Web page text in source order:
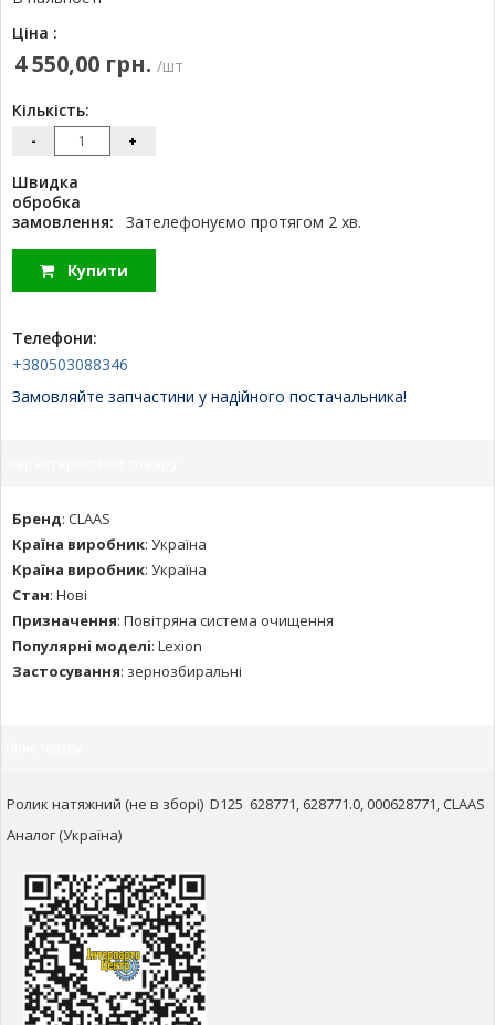
Ціна :
4 550,00 грн. /шт
Кількість:
- +
Швидка
обробка
замовлення:
Зателефонуємо протягом 2 хв.
Купити
Телефони:
+380503088346
Замовляйте запчастини у надійного постачальника!
Бренд: CLAAS
Країна виробник: Україна
Країна виробник: Україна
Стан: Нові
Призначення: Повітряна система очищення
Популярні моделі: Lexion
Застосування: зернозбиральні
Ролик натяжний (не в зборі) D125 628771, 628771.0, 000628771, CLAAS
Аналог (Україна)